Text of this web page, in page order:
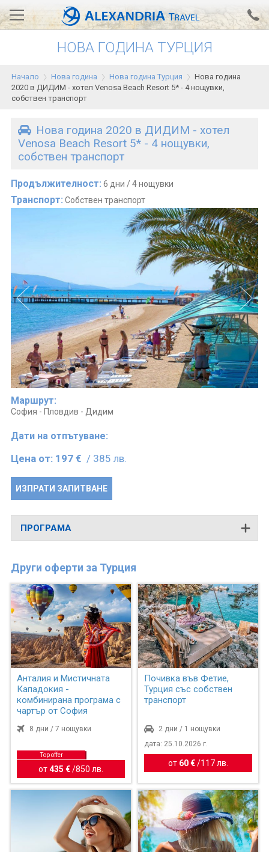
Вход за агенти Проверка на резервация
АЛЕКСАНДРИЯ хотели
Турция
Гърция
Египет
Екскурзии
Запитване
НОВА ГОДИНА ТУРЦИЯ
Начало Нова година Нова година Турция
Нова година
2020 в ДИДИМ - хотел Venosa Beach Resort 5* - 4 нощувки,
собствен транспорт
Нова година 2020 в ДИДИМ - хотел
Venosa Beach Resort 5* - 4 нощувки,
собствен транспорт
Продължителност: 6 дни / 4 нощувки
Транспорт: Собствен транспорт
Маршрут:
София - Пловдив - Дидим
Дати на отпътуване:
Цена от: 197 € / 385 лв.
ИЗПРАТИ ЗАПИТВАНЕ
ПРОГРАМА
Други оферти за Турция
Анталия и Мистичната
Кападокия -
комбинирана програма с
чартър от София
8 дни / 7 нощувки
Top offer
от435 € /850 лв.
Почивка във Фетие,
Турция със собствен
транспорт
2 дни / 1 нощувки
дата: 25.10.2026 г.
от 60 €/ 117 лв.